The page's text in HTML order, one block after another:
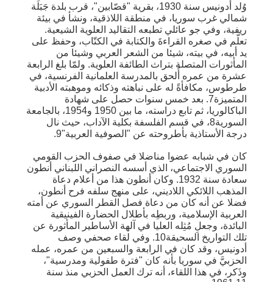
وُلد أدونيس سنة 1930، بقرية "قصّابين"، قرب بلدة جَبَلَة
شمالي غرب سوريا، في منطقة اللاذقية، ونشأ في بيئة
ريفية، وفي جو عائلي تطبعه التقاليد العلوية الشيعية.
تعلّم في صغره القراءةَ والكتابة في الكتّاب، وحفظ على
يد أبيه، في بيته، شيئا من الشعر العربي وشيئا من
المأثورات المتصلة بتراث الطائفة العلوية. ولمّا بلغ الرابعة
عشرة من عمره أُلحق بالمدرسة العلمانية الفرنسية، في
طرطوس، مكافأةً له على نباهته وذكائه وموهبته الأدبية
المتميزة7. بعد خمس سنوات حصل على شهادة
الباكالوريا، ثم تابع دراسته، ما بين 1950 و1954، بالجامعة
السورية8، في قسم الفلسفة بكلية الآداب، حيث نال
درجة الأستاذية بأطروحته عن "الصوفية العربية"9.
كان في شبابه عضوا مناضلا في صفوف الحزب القومي
السوري الاجتماعي، الذي أسسه النصراني اللبناني أنطون
سعادة سنة 1932. وكان أنطون هذا من أعلام دعاة
المذهب اللائكي اللاديني، على منهج سلفه فرح أنطون،
فضلا عن أنه كان من دعاة فصل القطر السوري عن أمته
العربية الإسلامية، وربطِه بأطلال الحضارة الفينيقية
البائدة، وجعلِ مُثِله العليا في آلهة الأساطير المأثورة عن
تلك التواريخ السحيقة10. وفي لقاء صحفي وصف
أدونيس، وقد كان في الرابعة والسبعين من عمره، عمله
الحزبيَّ في سوريا بأنه كان "فترة طفولية ومدرسية"،
وذَكر، في هذا اللقاء، أنه ترك العمل الحزبي منذ سنة